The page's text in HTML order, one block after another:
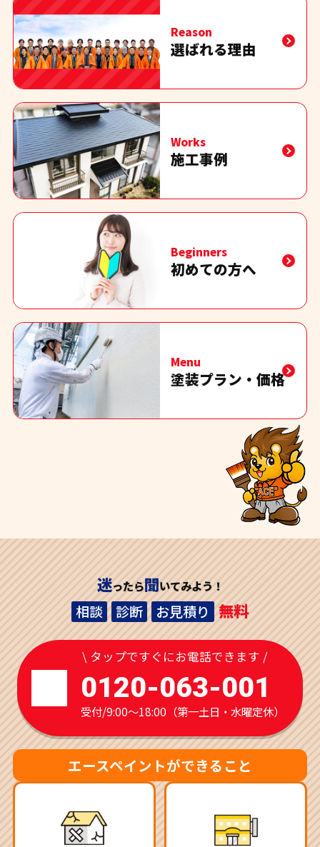
Reason
選ばれる理由
Works
施工事例
Beginners
初めての方へ
Menu
塗装プラン・価格
迷ったら聞いてみよう！
相談 診断 お見積り 無料
\ タップですぐにお電話できます /
0120-063-001
受付/9:00～18:00（第一土日・水曜定休）
エースペイントができること